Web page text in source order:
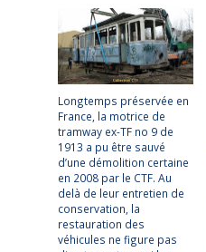
Longtemps préservée en
France, la motrice de
tramway ex-TF no 9 de
1913 a pu être sauvé
d’une démolition certaine
en 2008 par le CTF. Au
delà de leur entretien de
conservation, la
restauration des
véhicules ne figure pas